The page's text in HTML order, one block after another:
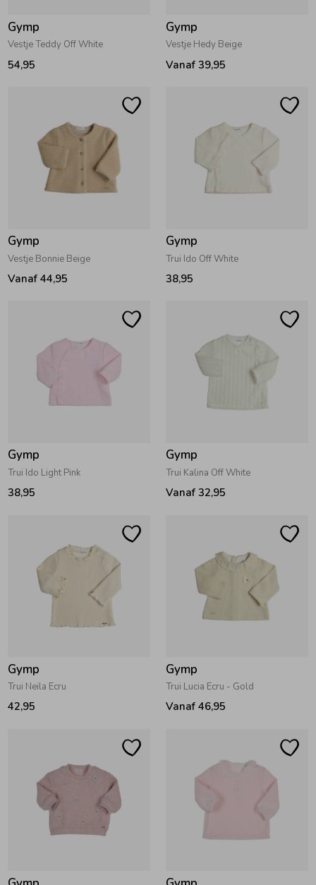
Beenmode
Gymp
Vestje Teddy Off White
54,95
Gymp
Vestje Hedy Beige
Vanaf 39,95
Gymp
Vestje Bonnie Beige
Vanaf 44,95
Gymp
Trui Ido Off White
38,95
Gymp
Trui Ido Light Pink
38,95
Gymp
Trui Kalina Off White
Vanaf 32,95
Gymp
Trui Neila Ecru
42,95
Gymp
Trui Lucia Ecru - Gold
Vanaf 46,95